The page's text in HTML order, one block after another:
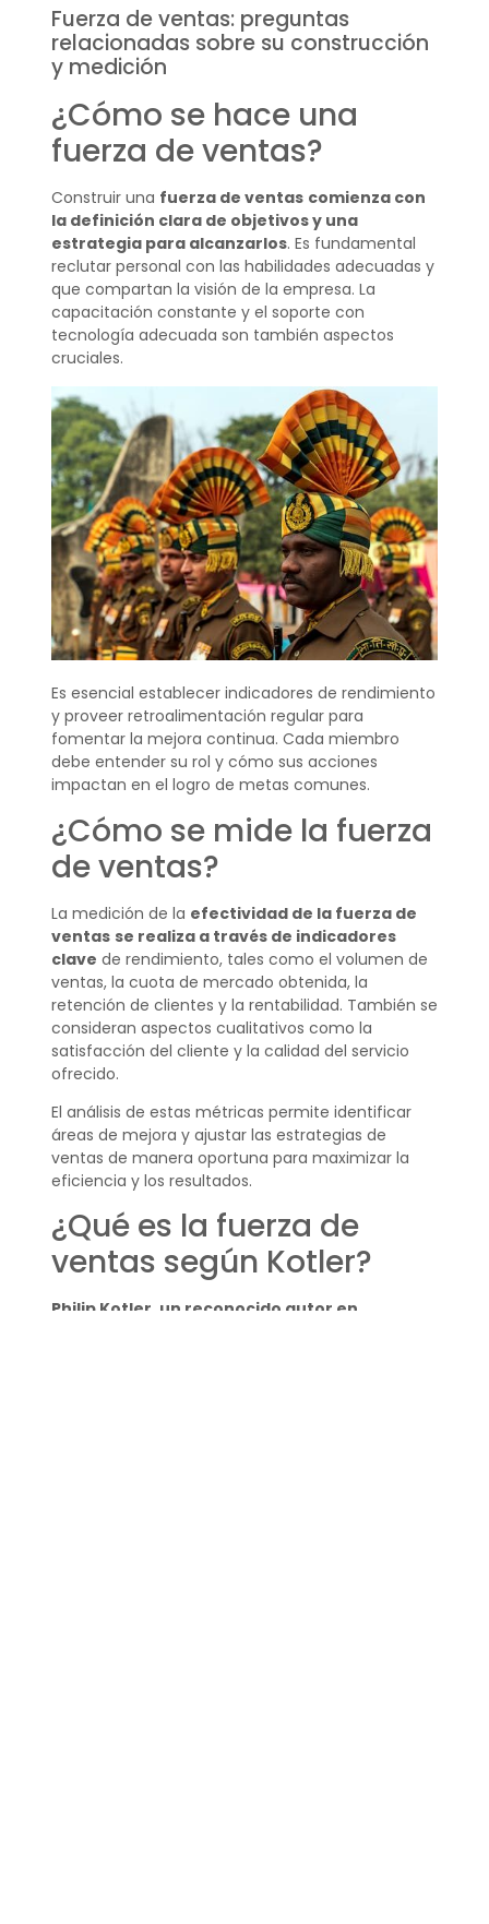
Fuerza de ventas: preguntas
relacionadas sobre su construcción
y medición
¿Cómo se hace una
fuerza de ventas?
Construir una fuerza de ventas comienza con
la definición clara de objetivos y una
estrategia para alcanzarlos. Es fundamental
reclutar personal con las habilidades adecuadas y
que compartan la visión de la empresa. La
capacitación constante y el soporte con
tecnología adecuada son también aspectos
cruciales.
Es esencial establecer indicadores de rendimiento
y proveer retroalimentación regular para
fomentar la mejora continua. Cada miembro
debe entender su rol y cómo sus acciones
impactan en el logro de metas comunes.
¿Cómo se mide la fuerza
de ventas?
La medición de la efectividad de la fuerza de
ventas se realiza a través de indicadores
clave de rendimiento, tales como el volumen de
ventas, la cuota de mercado obtenida, la
retención de clientes y la rentabilidad. También se
consideran aspectos cualitativos como la
satisfacción del cliente y la calidad del servicio
ofrecido.
El análisis de estas métricas permite identificar
áreas de mejora y ajustar las estrategias de
ventas de manera oportuna para maximizar la
eficiencia y los resultados.
¿Qué es la fuerza de
ventas según Kotler?
Philip Kotler, un reconocido autor en